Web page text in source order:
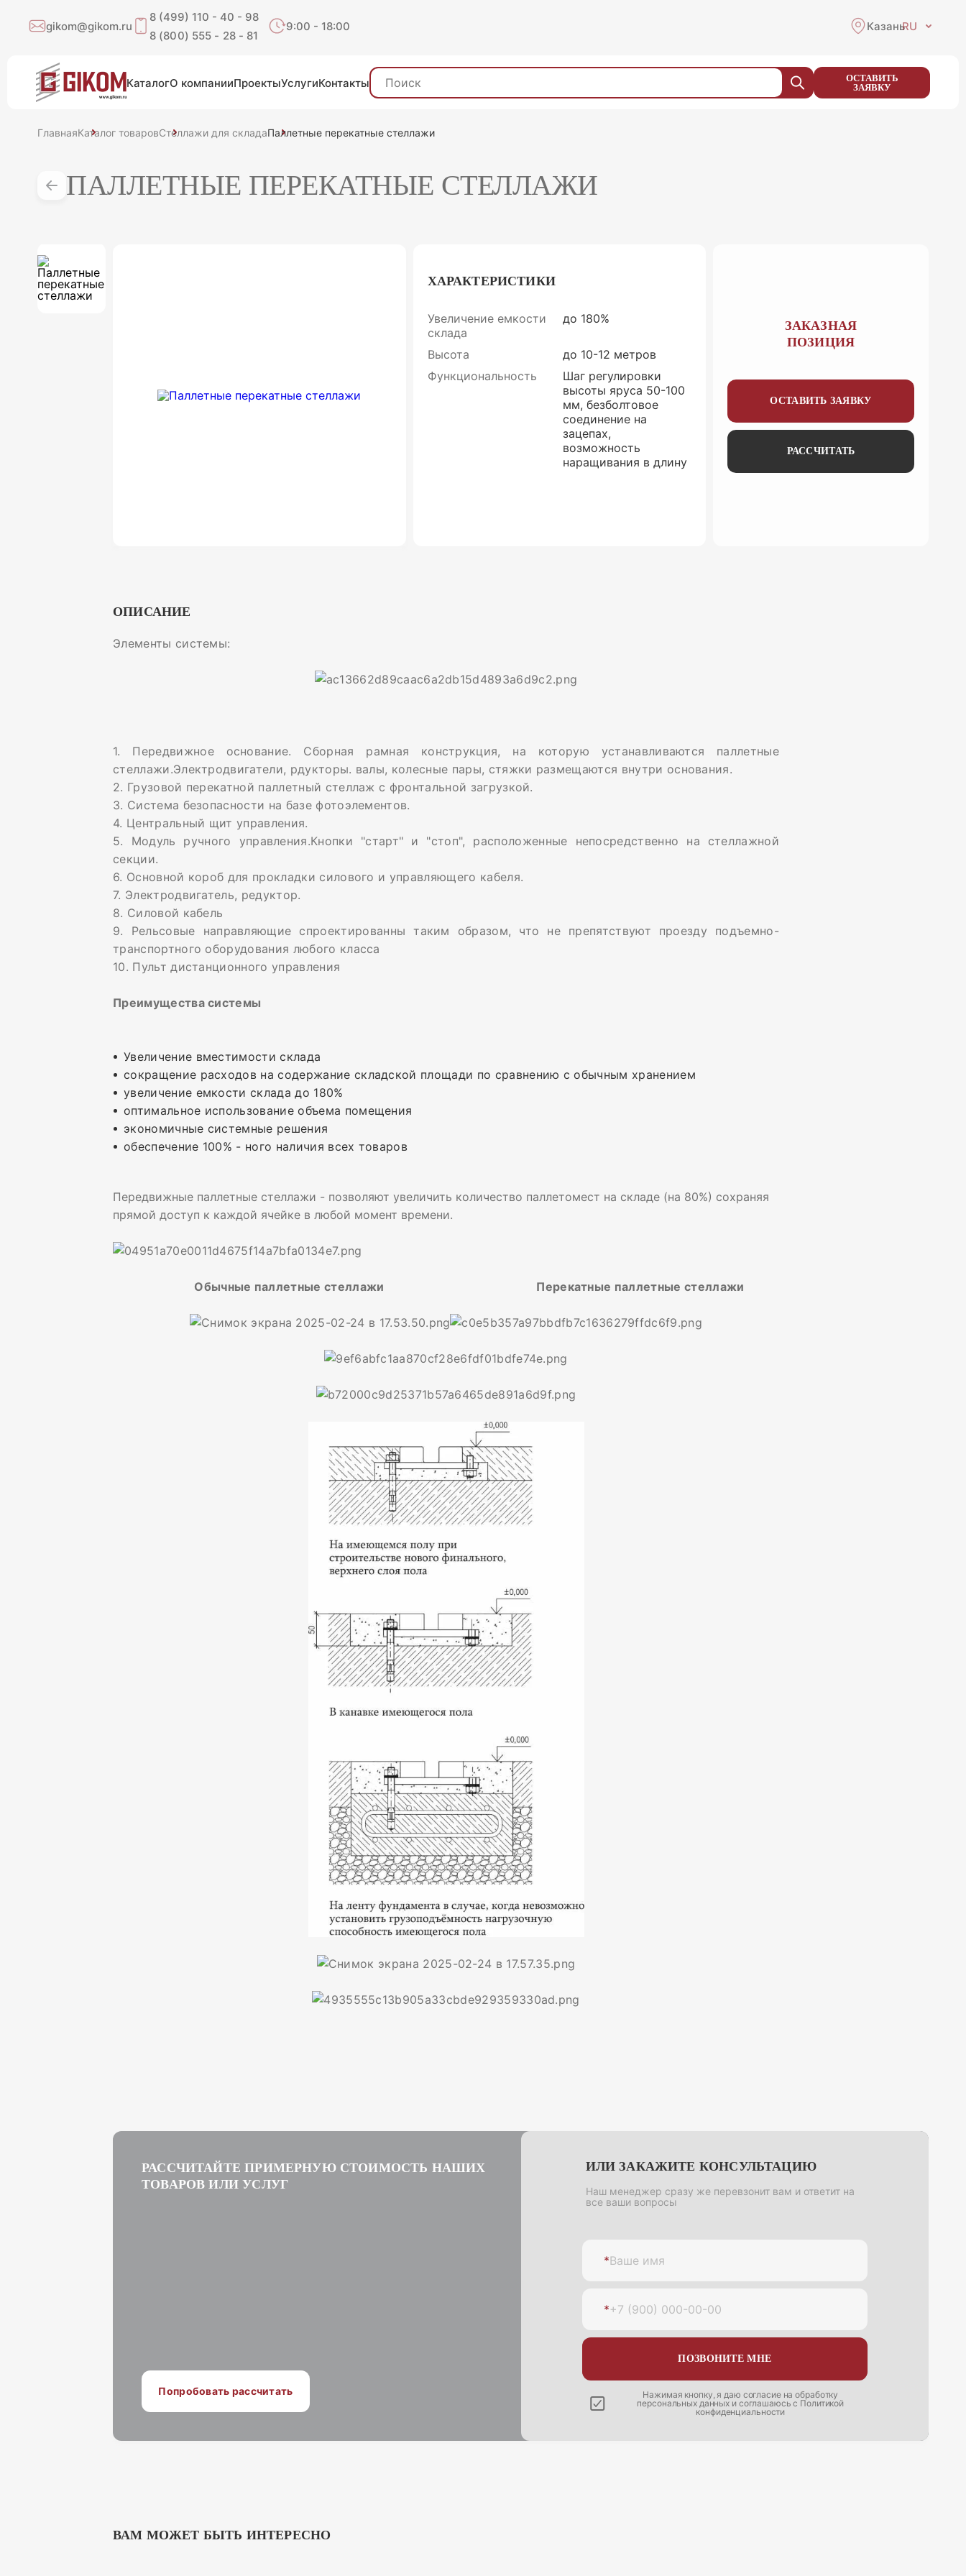
gikom@gikom.ru
8 (499) 110 - 40 - 98
8 (800) 555 - 28 - 81
9:00 - 18:00 КазаньRU
КаталогО компанииПроектыУслугиКонтакты
ОСТАВИТЬ
ЗАЯВКУ
ГлавнаяКаталог товаровСтеллажи для складаПаллетные перекатные стеллажи
ПАЛЛЕТНЫЕ ПЕРЕКАТНЫЕ СТЕЛЛАЖИ
ХАРАКТЕРИСТИКИ
Увеличение емкости
склада
до 180%
Высота
до 10-12 метров
Функциональность
Шаг регулировки
высоты яруса 50-100
мм, безболтовое
соединение на
зацепах,
возможность
наращивания в длину
ЗАКАЗНАЯ
ПОЗИЦИЯ
ОСТАВИТЬ ЗАЯВКУ
РАССЧИТАТЬ
ОПИСАНИЕ
Элементы системы:
1. Передвижное основание. Сборная рамная конструкция, на которую устанавливаются паллетные
стеллажи.Электродвигатели, рдукторы. валы, колесные пары, стяжки размещаются внутри основания.
2. Грузовой перекатной паллетный стеллаж с фронтальной загрузкой.
3. Система безопасности на базе фотоэлементов.
4. Центральный щит управления.
5. Модуль ручного управления.Кнопки "старт" и "стоп", расположенные непосредственно на стеллажной
секции.
6. Основной короб для прокладки силового и управляющего кабеля.
7. Электродвигатель, редуктор.
8. Силовой кабель
9. Рельсовые направляющие спроектированны таким образом, что не препятствуют проезду подъемно-
транспортного оборудования любого класса
10. Пульт дистанционного управления
Преимущества системы
Увеличение вместимости склада
сокращение расходов на содержание складской площади по сравнению с обычным хранением
увеличение емкости склада до 180%
оптимальное использование объема помещения
экономичные системные решения
обеспечение 100% - ного наличия всех товаров
Передвижные паллетные стеллажи - позволяют увеличить количество паллетомест на складе (на 80%) сохраняя
прямой доступ к каждой ячейке в любой момент времени.
Обычные паллетные стеллажи Перекатные паллетные стеллажи
РАССЧИТАЙТЕ ПРИМЕРНУЮ СТОИМОСТЬ НАШИХ
ТОВАРОВ ИЛИ УСЛУГ
Попробовать рассчитать
ИЛИ ЗАКАЖИТЕ КОНСУЛЬТАЦИЮ
Наш менеджер сразу же перевзонит вам и ответит на
все ваши вопросы
*Ваше имя
*+7 (900) 000-00-00
ПОЗВОНИТЕ МНЕ
Нажимая кнопку, я даю согласие наобработку
персональных данных и соглашаюсь с Политикой
конфиденциальности
ВАМ МОЖЕТ БЫТЬ ИНТЕРЕСНО